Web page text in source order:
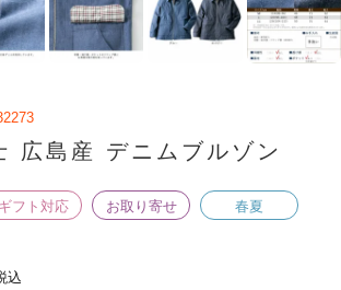
広島産 デニムブルゾン
ギフト対応 お取り寄せ 春夏
込